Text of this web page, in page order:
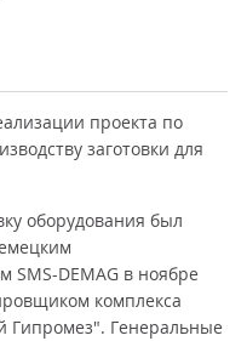
проекта по
заготовки для
оборудования был
DEMAG в ноябре
комплекса
Гипромез". Генеральные